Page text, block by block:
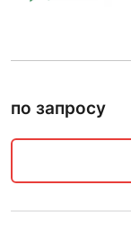
по запросу